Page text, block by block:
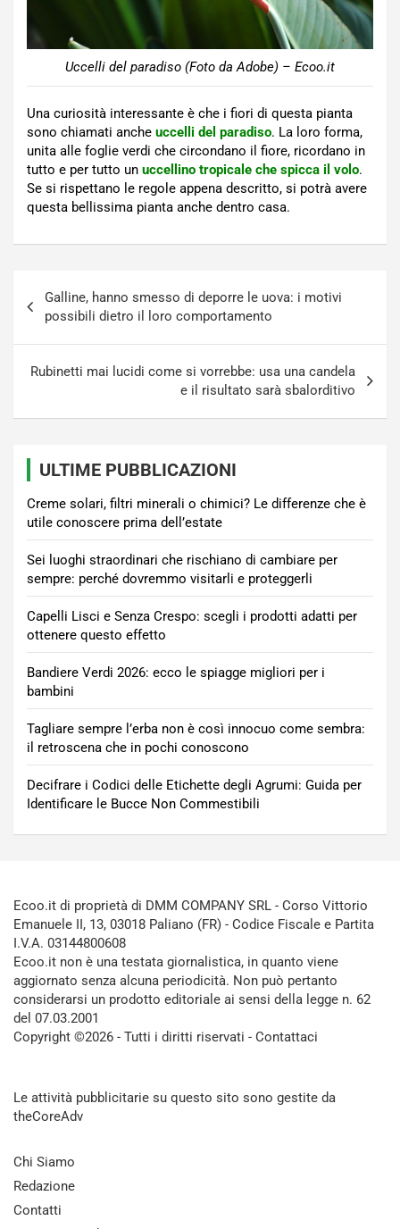
Uccelli del paradiso (Foto da Adobe) – Ecoo.it
Una curiosità interessante è che i fiori di questa pianta
sono chiamati anche uccelli del paradiso. La loro forma,
unita alle foglie verdi che circondano il fiore, ricordano in
tutto e per tutto un uccellino tropicale che spicca il volo.
Se si rispettano le regole appena descritto, si potrà avere
questa bellissima pianta anche dentro casa.
articoli
Galline, hanno smesso di deporre le uova: i motivi
possibili dietro il loro comportamento
Rubinetti mai lucidi come si vorrebbe: usa una candela
e il risultato sarà sbalorditivo
ULTIME PUBBLICAZIONI
Creme solari, filtri minerali o chimici? Le differenze che è
utile conoscere prima dell’estate
Sei luoghi straordinari che rischiano di cambiare per
sempre: perché dovremmo visitarli e proteggerli
Capelli Lisci e Senza Crespo: scegli i prodotti adatti per
ottenere questo effetto
Bandiere Verdi 2026: ecco le spiagge migliori per i
bambini
Tagliare sempre l’erba non è così innocuo come sembra:
il retroscena che in pochi conoscono
Decifrare i Codici delle Etichette degli Agrumi: Guida per
Identificare le Bucce Non Commestibili
Ecoo.it di proprietà di DMM COMPANY SRL - Corso Vittorio
Emanuele II, 13, 03018 Paliano (FR) - Codice Fiscale e Partita
I.V.A. 03144800608
Ecoo.it non è una testata giornalistica, in quanto viene
aggiornato senza alcuna periodicità. Non può pertanto
considerarsi un prodotto editoriale ai sensi della legge n. 62
del 07.03.2001
Copyright ©2026 - Tutti i diritti riservati - Contattaci
Le attività pubblicitarie su questo sito sono gestite da
theCoreAdv
Chi Siamo
Redazione
Contatti